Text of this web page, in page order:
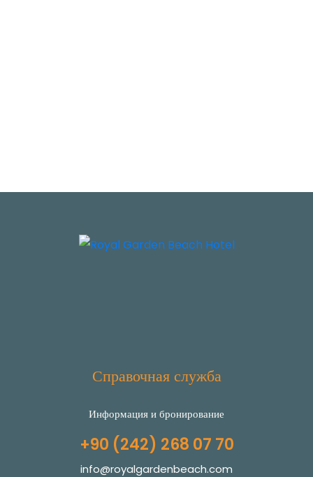
Справочная служба
Информация и бронирование
+90 (242) 268 07 70
info@royalgardenbeach.com